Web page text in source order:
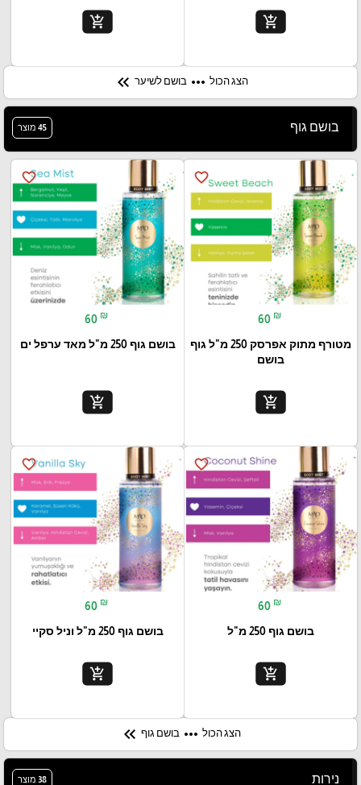
add_shopping_cart
add_shopping_cart
הצג הכול more_horiz בושם לשיער keyboard_double_arrow_left
בושם גוף 45 מוצר
favorite_border
60 ₪
מטורף מתוק אפרסק 250 מ"ל גוף
בושם
add_shopping_cart
favorite_border
60 ₪
בושם גוף 250 מ"ל מאד ערפל ים
add_shopping_cart
favorite_border
60 ₪
בושם גוף 250 מ"ל
add_shopping_cart
favorite_border
60 ₪
בושם גוף 250 מ"ל וניל סקיי
add_shopping_cart
הצג הכול more_horiz בושם גוף keyboard_double_arrow_left
נירות 38 מוצר